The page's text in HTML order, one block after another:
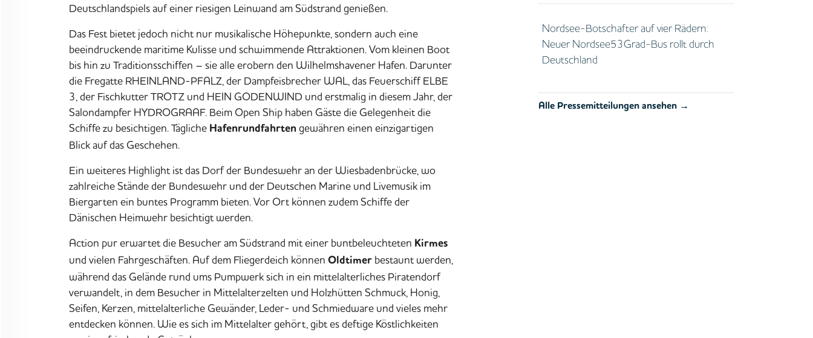
NORDSEETOURISMUSTAG
Deutschlandspiels auf einer riesigen Leinwand am Südstrand genießen.
Das Fest bietet jedoch nicht nur musikalische Höhepunkte, sondern auch eine
beeindruckende maritime Kulisse und schwimmende Attraktionen. Vom kleinen Boot
bis hin zu Traditionsschiffen – sie alle erobern den Wilhelmshavener Hafen. Darunter
die Fregatte RHEINLAND-PFALZ, der Dampfeisbrecher WAL, das Feuerschiff ELBE
3, der Fischkutter TROTZ und HEIN GODENWIND und erstmalig in diesem Jahr, der
Salondampfer HYDROGRAAF. BeimOpen Ship haben Gäste die Gelegenheit die
Schiffe zu besichtigen. Tägliche Hafenrundfahrtengewähren einen einzigartigen
Blick auf das Geschehen.
Ein weiteres Highlight ist das Dorf der Bundeswehr an der Wiesbadenbrücke, wo
zahlreiche Stände der Bundeswehr und der Deutschen Marine und Livemusik im
Biergarten ein buntes Programm bieten. Vor Ort können zudem Schiffe der
Dänischen Heimwehr besichtigt werden.
Action pur erwartet die Besucher am Südstrand mit einer buntbeleuchteten Kirmes
und vielen Fahrgeschäften. Auf dem Fliegerdeich können Oldtimer bestaunt werden,
während das Gelände rund ums Pumpwerk sich in ein mittelalterliches Piratendorf
verwandelt, in dem Besucher in Mittelalterzelten und Holzhütten Schmuck, Honig,
Seifen, Kerzen, mittelalterliche Gewänder, Leder- und Schmiedware und vieles mehr
entdecken können. Wie es sich im Mittelalter gehört, gibt es deftige Köstlichkeiten
Nordsee-Botschafter auf vier Rädern:
Neuer Nordsee53Grad-Bus rollt durch
Deutschland
Alle Pressemitteilungen ansehen →